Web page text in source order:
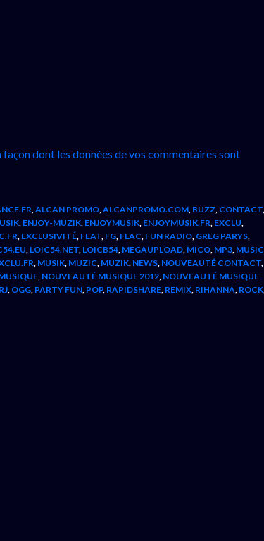
façon dont les données de vos commentaires sont
ALCAN PROMO ALCANPROMO.COM BUZZ CONTACT
ENJOY-MUZIK ENJOYMUSIK ENJOYMUSIK.FR EXCLU
EXCLUSIVITÉ FEAT FG FLAC FUN RADIO GREG PARYS
LOIC54.NET LOICB54 MEGAUPLOAD MICO MP3 MUSIC
MUSIK MUZIC MUZIK NEWS NOUVEAUTÉ CONTACT
NOUVEAUTÉ MUSIQUE 2012 NOUVEAUTÉ MUSIQUE
OGG PARTY FUN POP, RAPIDSHARE REMIX RIHANNA ROCK